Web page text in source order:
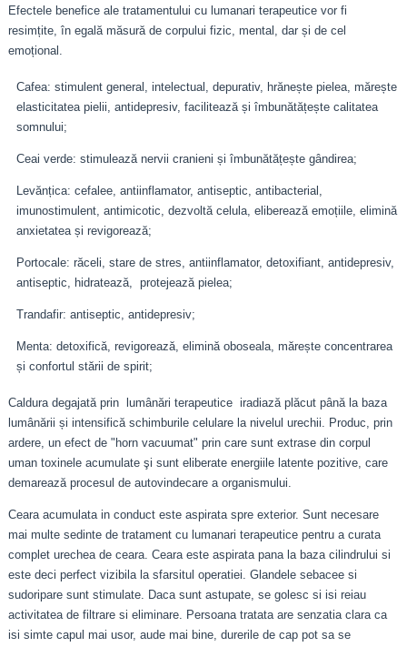
Efectele benefice ale tratamentului cu lumanari terapeutice vor fi
resimțite, în egală măsură de corpului fizic, mental, dar și de cel
emoțional.
Cafea: stimulent general, intelectual, depurativ, hrănește pielea, mărește
elasticitatea pielii, antidepresiv, facilitează și îmbunătățește calitatea
somnului;
Ceai verde: stimulează nervii cranieni și îmbunătățește gândirea;
Levănțica: cefalee, antiinflamator, antiseptic, antibacterial,
imunostimulent, antimicotic, dezvoltă celula, eliberează emoțiile, elimină
anxietatea și revigorează;
Portocale: răceli, stare de stres, antiinflamator, detoxifiant, antidepresiv,
antiseptic, hidratează, protejează pielea;
Trandafir: antiseptic, antidepresiv;
Menta: detoxifică, revigorează, elimină oboseala, mărește concentrarea
și confortul stării de spirit;
Caldura degajată prin lumânări terapeutice iradiază plăcut până la baza
lumânării și intensifică schimburile celulare la nivelul urechii. Produc, prin
ardere, un efect de "horn vacuumat" prin care sunt extrase din corpul
uman toxinele acumulate şi sunt eliberate energiile latente pozitive, care
demarează procesul de autovindecare a organismului.
Ceara acumulata in conduct este aspirata spre exterior. Sunt necesare
mai multe sedinte de tratament cu lumanari terapeutice pentru a curata
complet urechea de ceara. Ceara este aspirata pana la baza cilindrului si
este deci perfect vizibila la sfarsitul operatiei. Glandele sebacee si
sudoripare sunt stimulate. Daca sunt astupate, se golesc si isi reiau
activitatea de filtrare si eliminare. Persoana tratata are senzatia clara ca
isi simte capul mai usor, aude mai bine, durerile de cap pot sa se